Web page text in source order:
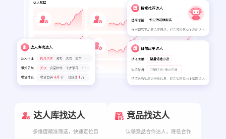
达人库找达人
多维度精准筛选，快速定位目
竞品找达人
认领竞品合作达人，降低合作